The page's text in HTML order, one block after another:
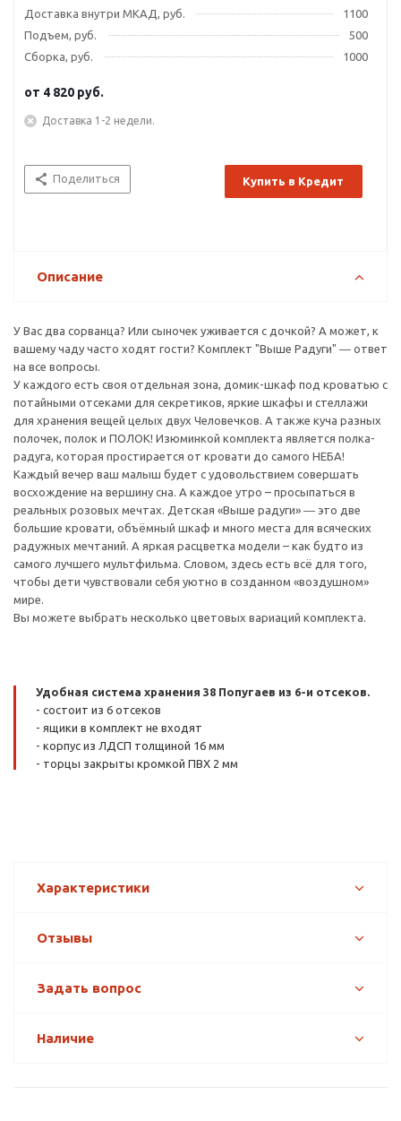
Доставка внутри МКАД, руб.
1100
Подъем, руб.
500
Сборка, руб.
1000
от 4 820 руб.
Доставка 1-2 недели.
Поделиться Купить в Кредит
Описание
У Вас два сорванца? Или сыночек уживается с дочкой? А может, к
вашему чаду часто ходят гости? Комплект "Выше Радуги" ― ответ
на все вопросы.
У каждого есть своя отдельная зона, домик-шкаф под кроватью с
потайными отсеками для секретиков, яркие шкафы и стеллажи
для хранения вещей целых двух Человечков. А также куча разных
полочек, полок и ПОЛОК! Изюминкой комплекта является полка-
радуга, которая простирается от кровати до самого НЕБА!
Каждый вечер ваш малыш будет с удовольствием совершать
восхождение на вершину сна. А каждое утро – просыпаться в
реальных розовых мечтах. Детская «Выше радуги» ― это две
большие кровати, объёмный шкаф и много места для всяческих
радужных мечтаний. А яркая расцветка модели – как будто из
самого лучшего мультфильма. Словом, здесь есть всё для того,
чтобы дети чувствовали себя уютно в созданном «воздушном»
мире.
Вы можете выбрать несколько цветовых вариаций комплекта.
Удобная система хранения 38 Попугаев из 6-и отсеков.
- состоит из 6 отсеков
- ящики в комплект не входят
- корпус из ЛДСП толщиной 16 мм
- торцы закрыты кромкой ПВХ 2 мм
Характеристики
Отзывы
Задать вопрос
Наличие